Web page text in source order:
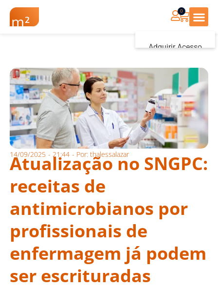
Adquirir Acesso
0
14/09/2025 - 21:44 - Por: thalessalazar
Atualização no SNGPC:
receitas de
antimicrobianos por
profissionais de
enfermagem já podem
ser escrituradas